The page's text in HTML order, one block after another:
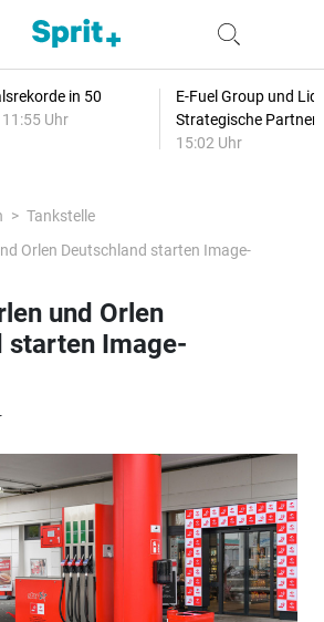
in 50
Uhr
E-Fuel Group und
Strategische
15:02 Uhr
Tankstelle
Orlen Deutschland starten Image-
und Orlen
starten Image-